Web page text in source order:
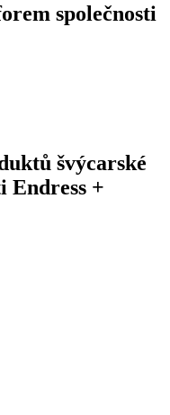
společnosti
švýcarské
Endress +